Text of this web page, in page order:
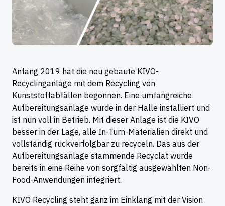
Anfang 2019 hat die neu gebaute KIVO-
Recyclinganlage mit dem Recycling von
Kunststoffabfällen begonnen. Eine umfangreiche
Aufbereitungsanlage wurde in der Halle installiert und
ist nun voll in Betrieb. Mit dieser Anlage ist die KIVO
besser in der Lage, alle In-Turn-Materialien direkt und
vollständig rückverfolgbar zu recyceln. Das aus der
Aufbereitungsanlage stammende Recyclat wurde
bereits in eine Reihe von sorgfältig ausgewählten Non-
Food-Anwendungen integriert.
KIVO Recycling steht ganz im Einklang mit der Vision